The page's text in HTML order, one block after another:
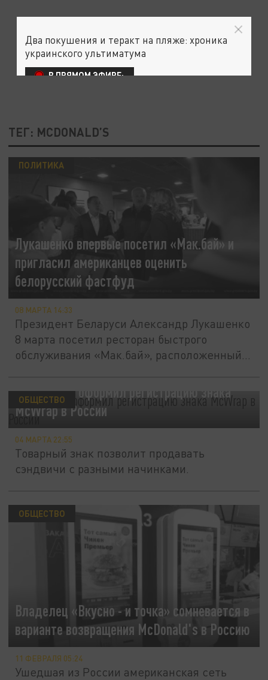
ТЕГ: MCDONALD’S
Лукашенко впервые посетил «Мак.бай» и
пригласил американцев оценить
белорусский фастфуд
ПОЛИТИКА
08 МАРТА 14:33
Президент Беларуси Александр Лукашенко
8 марта посетил ресторан быстрого
обслуживания «Мак.бай», расположенный...
McDonald's оформил регистрацию знака
McWrap в России
ОБЩЕСТВО
04 МАРТА 22:55
Товарный знак позволит продавать
сэндвичи с разными начинками.
Владелец «Вкусно - и точка» сомневается в
варианте возвращения McDonald's в Россию
ОБЩЕСТВО
11 ФЕВРАЛЯ 05:24
Ушедшая из России американская сеть
Два покушения и теракт на пляже: хроника
украинского ультиматума
В ПРЯМОМ ЭФИРЕ: